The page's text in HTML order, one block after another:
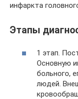
инфаркта
Этапы
1 этап.
Основную
больного,
людей.